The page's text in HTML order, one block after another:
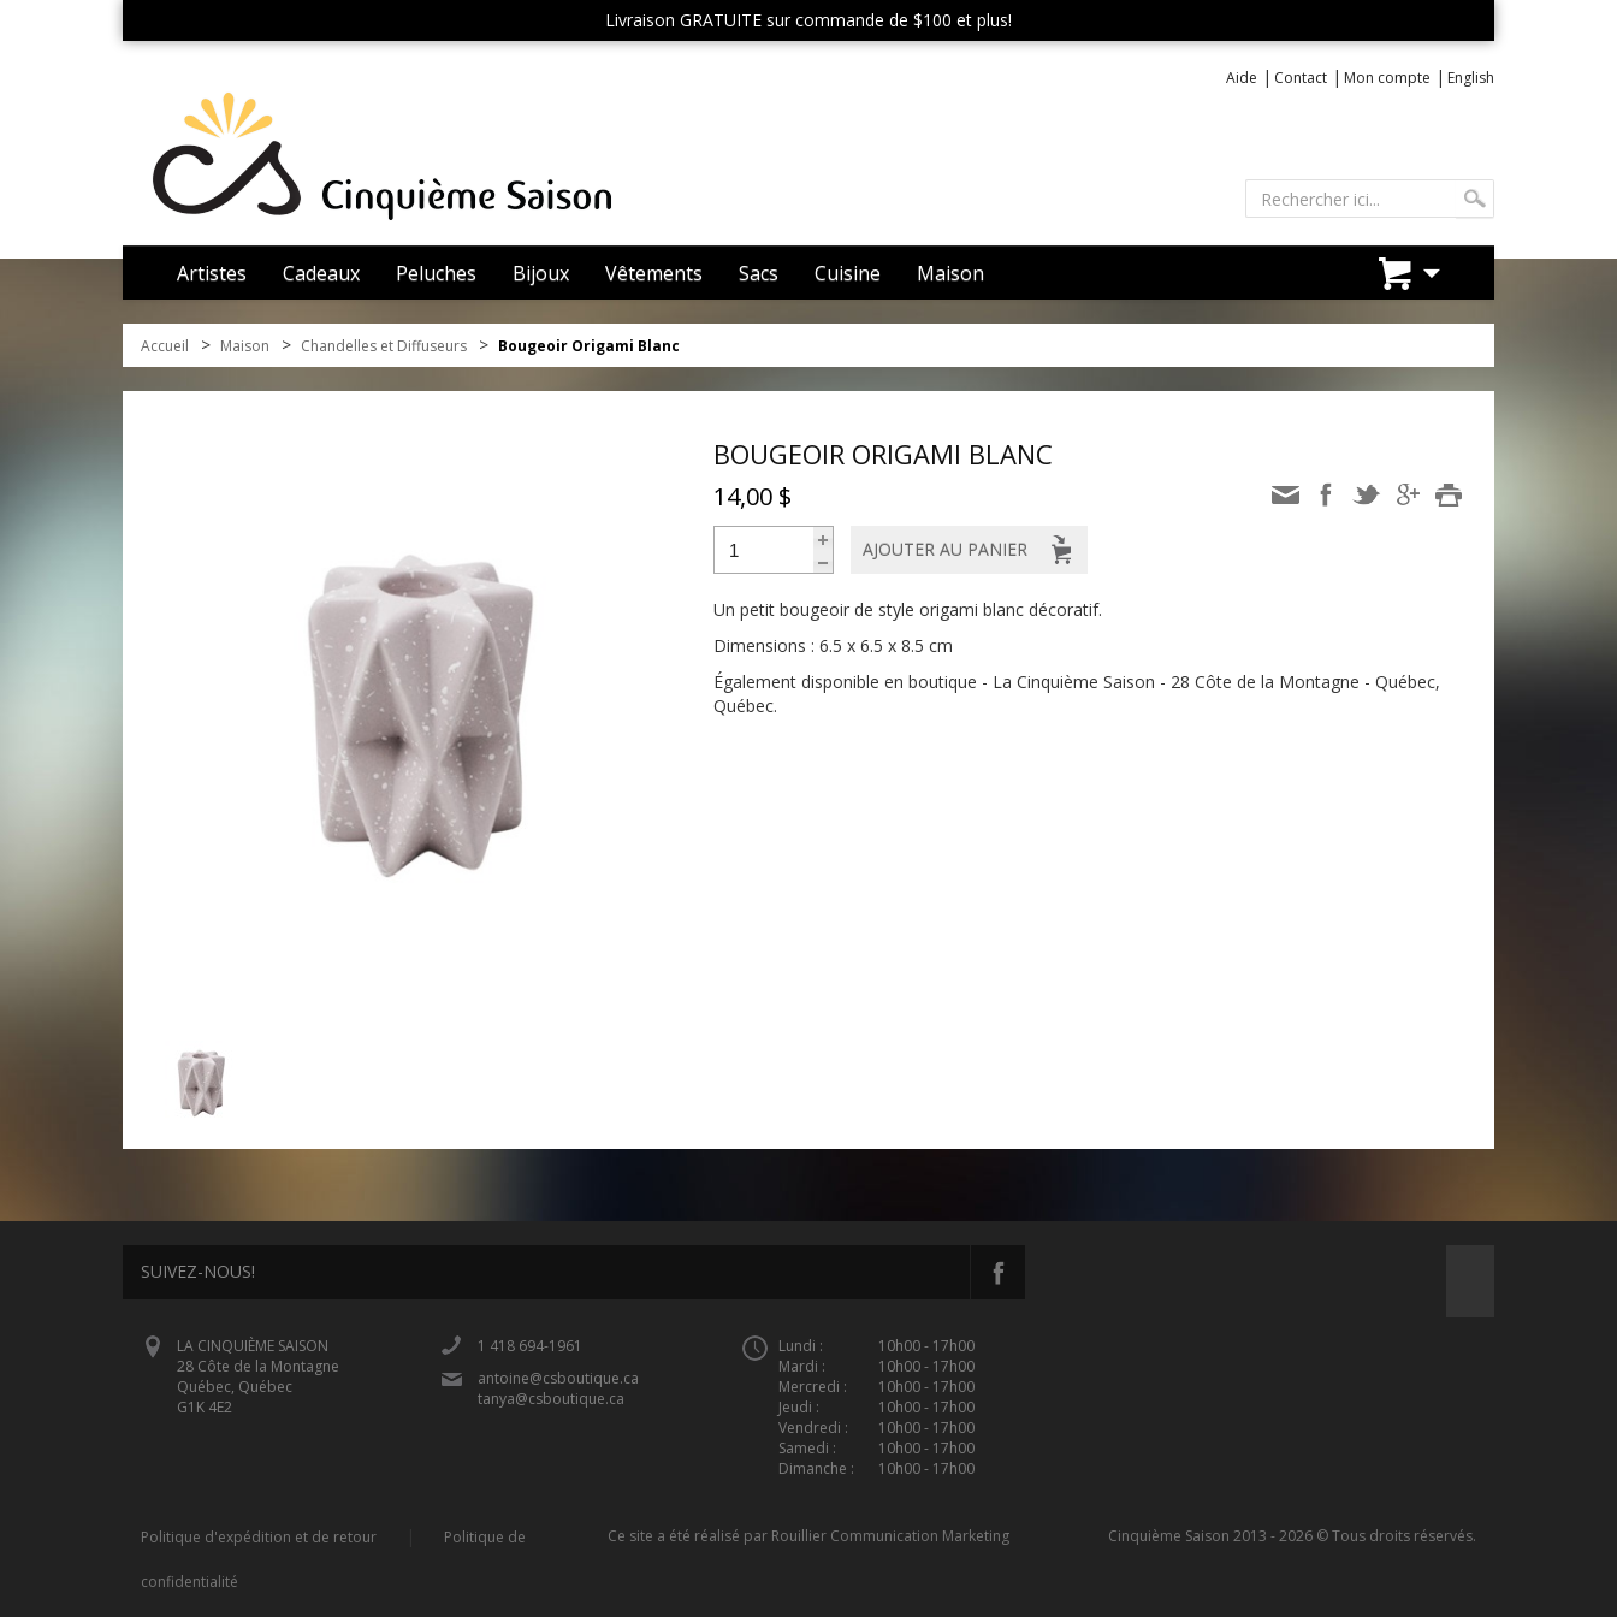
Livraison GRATUITE sur commande de $100 et plus!
Aide | Contact | Mon compte | English
Artistes Cadeaux Peluches Bijoux Vêtements Sacs Cuisine Maison
Accueil > Maison > Chandelles et Diffuseurs > Bougeoir Origami Blanc
BOUGEOIR ORIGAMI BLANC
14,00 $
AJOUTER AU PANIER
Un petit bougeoir de style origami blanc décoratif.
Dimensions : 6.5 x 6.5 x 8.5 cm
Également disponible en boutique - La Cinquième Saison - 28 Côte de la Montagne - Québec,
Québec.
SUIVEZ-NOUS!
LA CINQUIÈME SAISON
28 Côte de la Montagne
Québec, Québec
G1K 4E2
1 418 694-1961
antoine@csboutique.ca
tanya@csboutique.ca
Lundi :
10h00 - 17h00
Mardi :
10h00 - 17h00
Mercredi :
10h00 - 17h00
Jeudi :
10h00 - 17h00
Vendredi :
10h00 - 17h00
Samedi :
10h00 - 17h00
Dimanche :
10h00 - 17h00
Politique d'expédition et de retour Politique de
confidentialité
Ce site a été réalisé par Rouillier Communication Marketing Cinquième Saison 2013 - 2026 © Tous droits réservés.